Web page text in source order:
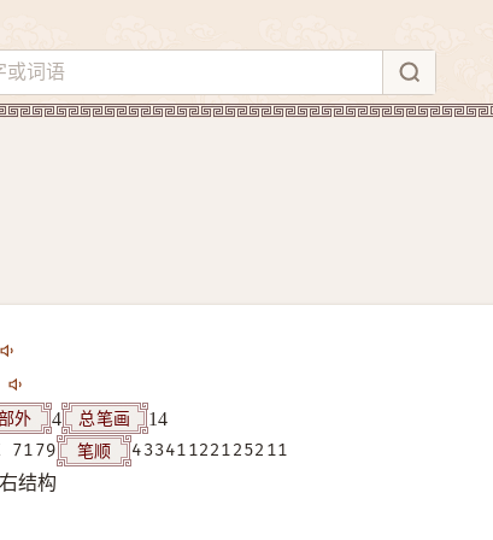
外 4 总笔画 14
7179 笔顺 43341122125211
结构